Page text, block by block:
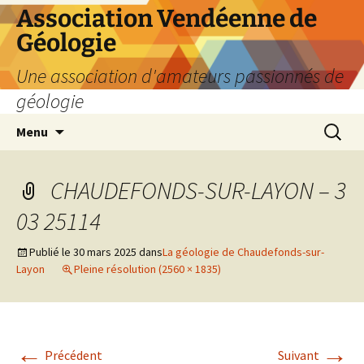
Aller
au
contenu
Association Vendéenne de
Géologie
Une association d'amateurs passionnés de
géologie
Menu
CHAUDEFONDS-SUR-LAYON – 3
03 25114
Publié le 30 mars 2025 dansLa géologie de Chaudefonds-sur-
Layon
Pleine résolution (2560 × 1835)
← Précédent Suivant →